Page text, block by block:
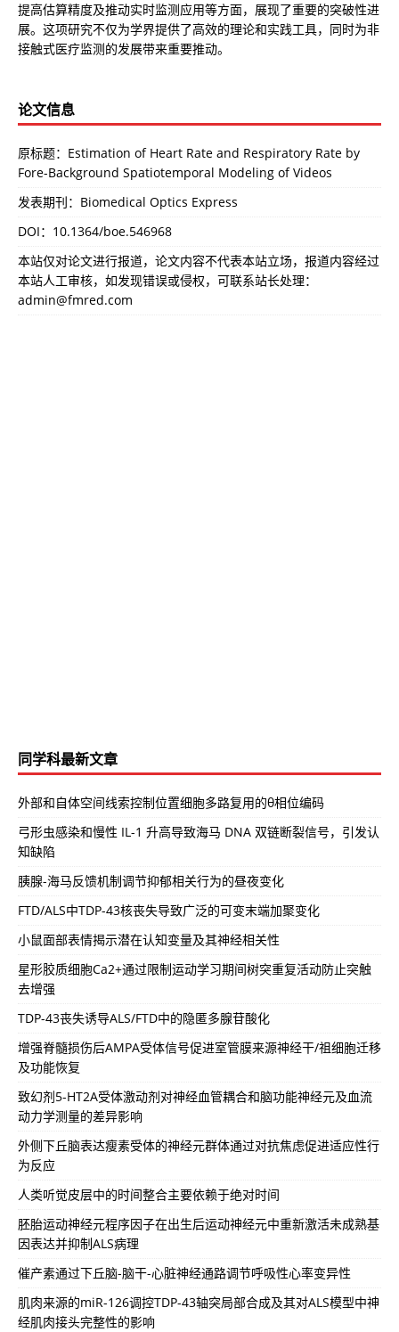
提高估算精度及推动实时监测应用等方面，展现了重要的突破性进
展。这项研究不仅为学界提供了高效的理论和实践工具，同时为非
接触式医疗监测的发展带来重要推动。
论文信息
原标题：Estimation of Heart Rate and Respiratory Rate by
Fore-Background Spatiotemporal Modeling of Videos
发表期刊：Biomedical Optics Express
DOI： 10.1364/boe.546968
本站仅对论文进行报道，论文内容不代表本站立场，报道内容经过
本站人工审核，如发现错误或侵权，可联系站长处理：
admin@fmred.com
同学科最新文章
外部和自体空间线索控制位置细胞多路复用的θ相位编码
弓形虫感染和慢性 IL-1 升高导致海马 DNA 双链断裂信号，引发认
知缺陷
胰腺-海马反馈机制调节抑郁相关行为的昼夜变化
FTD/ALS中TDP-43核丧失导致广泛的可变末端加聚变化
小鼠面部表情揭示潜在认知变量及其神经相关性
星形胶质细胞Ca2+通过限制运动学习期间树突重复活动防止突触
去增强
TDP-43丧失诱导ALS/FTD中的隐匿多腺苷酸化
增强脊髓损伤后AMPA受体信号促进室管膜来源神经干/祖细胞迁移
及功能恢复
致幻剂5-HT2A受体激动剂对神经血管耦合和脑功能神经元及血流
动力学测量的差异影响
外侧下丘脑表达瘦素受体的神经元群体通过对抗焦虑促进适应性行
为反应
人类听觉皮层中的时间整合主要依赖于绝对时间
胚胎运动神经元程序因子在出生后运动神经元中重新激活未成熟基
因表达并抑制ALS病理
催产素通过下丘脑-脑干-心脏神经通路调节呼吸性心率变异性
肌肉来源的miR-126调控TDP-43轴突局部合成及其对ALS模型中神
经肌肉接头完整性的影响